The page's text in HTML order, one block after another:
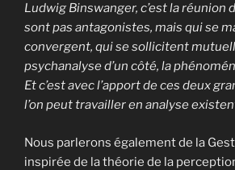
Ludwig Binswanger, c’est la réunion
sont pas antagonistes, mais qui se
convergent, qui se sollicitent
psychanalyse d’un côté, la
Et c’est avec l’apport de ces deux
l’on peut travailler en analyse
Nous parlerons également de la
inspirée de la théorie de la